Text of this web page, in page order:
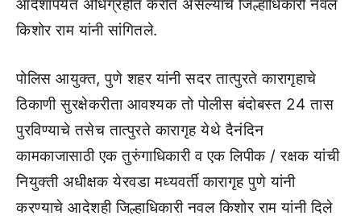
आदेशापर्यंत अधिग्रहीत करीत असल्याचे जिल्हाधिकारी नवल
किशोर राम यांनी सांगितले.
पोलिस आयुक्त, पुणे शहर यांनी सदर तात्पुरते कारागृहाचे
ठिकाणी सुरक्षेकरीता आवश्यक तो पोलीस बंदोबस्त 24 तास
पुरविण्याचे तसेच तात्पुरते कारागृह येथे दैनंदिन
कामकाजासाठी एक तुरुंगाधिकारी व एक लिपीक / रक्षक यांची
नियुक्ती अधीक्षक येरवडा मध्यवर्ती कारागृह पुणे यांनी
करण्याचे आदेशही जिल्हाधिकारी नवल किशोर राम यांनी दिले